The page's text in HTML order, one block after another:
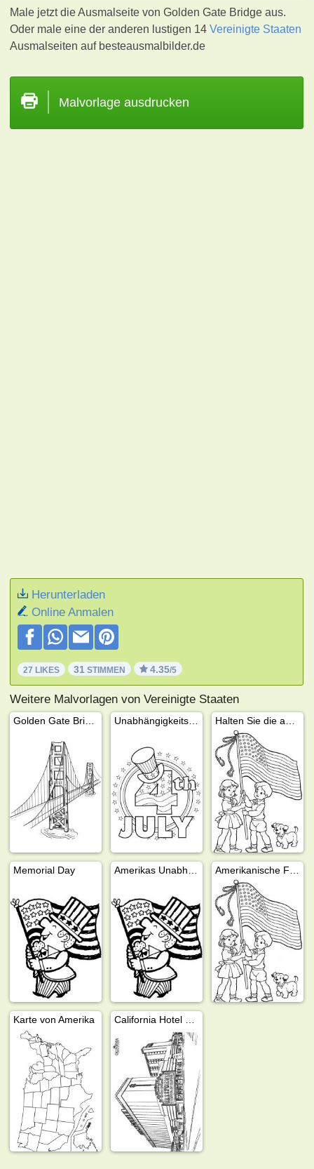
Male jetzt die Ausmalseite von Golden Gate Bridge aus.
Oder male eine der anderen lustigen 14Vereinigte Staaten
Ausmalseiten auf besteausmalbilder.de
Malvorlage ausdrucken
Herunterladen
Online Anmalen
27 LIKES 31 STIMMEN 4.35/5
Weitere Malvorlagen von Vereinigte Staaten
Memorial Day
Karte von Amerika